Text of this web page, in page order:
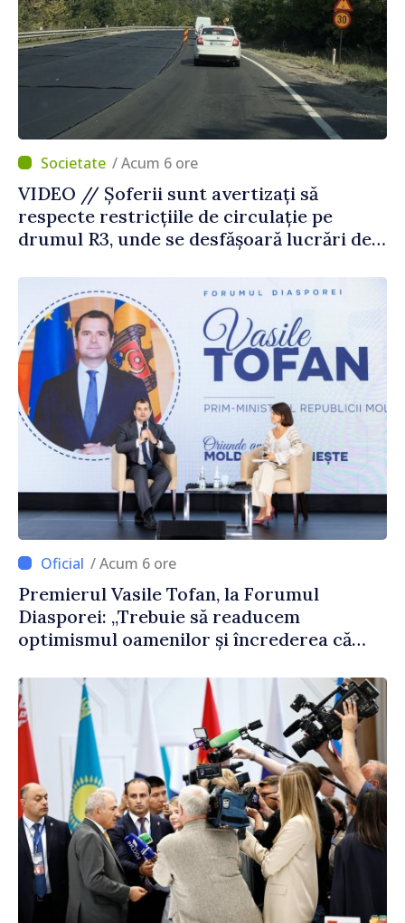
/ Acum 6 ore
VIDEO // Șoferii sunt avertizați să
respecte restricțiile de circulație pe
drumul R3, unde se desfășoară lucrări de
/ Acum 6 ore
Premierul Vasile Tofan, la Forumul
Diasporei: „Trebuie să readucem
optimismul oamenilor și încrederea că
corectă”